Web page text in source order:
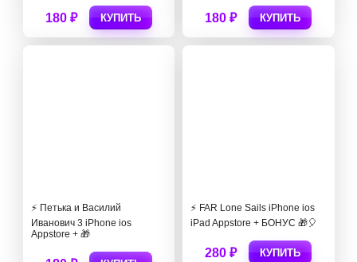
180 ₽ КУПИТЬ 180 ₽ КУПИТЬ
⚡️ Петька и Василий
Иванович 3 iPhone ios
Appstore + 🎁
⚡ FAR Lone Sails iPhone ios
iPad Appstore + БОНУС 🎁🎈
280 ₽ КУПИТЬ